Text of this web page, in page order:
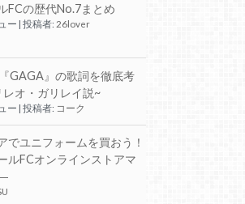
FCの歴代No.7まとめ
ー 投稿者: 26lover
GAGA』の歌詞を徹底考
オ・ガリレイ説~
ー | 投稿者: コーク
でユニフォームを買おう！
ルFCオンラインストアマ